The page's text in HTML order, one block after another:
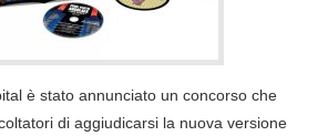
è stato annunciato un concorso che
di aggiudicarsi la nuova versione